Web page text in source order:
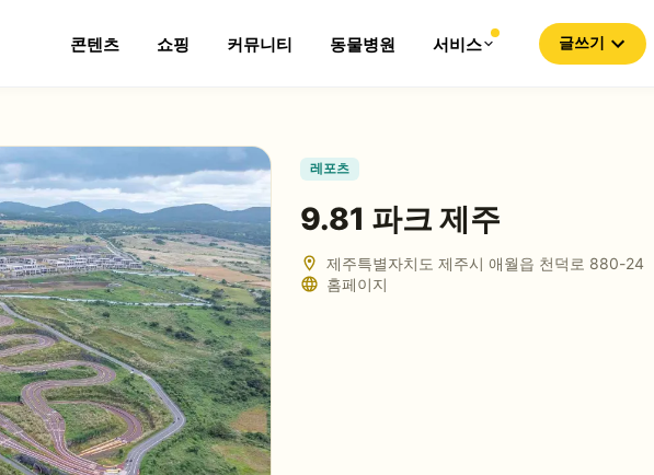
콘텐츠 쇼핑 커뮤니티 동물병원 서비스 글쓰기
레포츠
9.81 파크 제주
제주특별자치도 제주시 애월읍 천덕로 880-24
홈페이지